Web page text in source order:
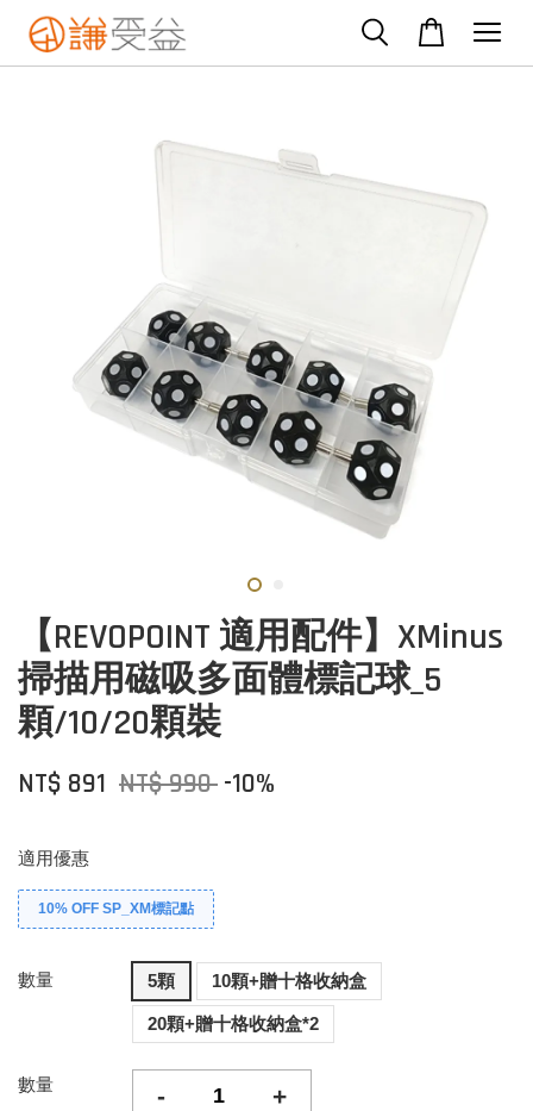
【REVOPOINT 適用配件】XMinus
掃描用磁吸多面體標記球_5
顆/10/20顆裝
NT$ 891 NT$ 990 -10%
適用優惠
10% OFF SP_XM標記點
數量 5顆 10顆+贈十格收納盒
20顆+贈十格收納盒*2
數量 - +